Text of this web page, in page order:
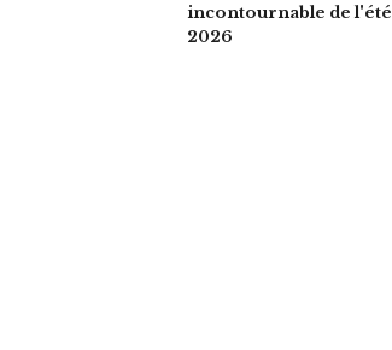
incontournable de l'été
2026